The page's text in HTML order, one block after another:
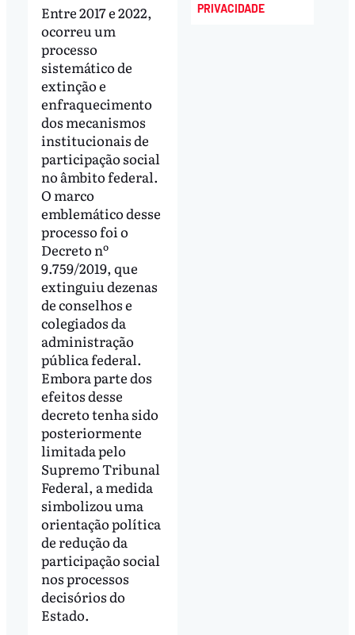
Entre 2017 e 2022,
ocorreu um
processo
sistemático de
extinção e
enfraquecimento
dos mecanismos
institucionais de
participação social
no âmbito federal.
O marco
emblemático desse
processo foi o
Decreto nº
9.759/2019, que
extinguiu dezenas
de conselhos e
colegiados da
administração
pública federal.
Embora parte dos
efeitos desse
decreto tenha sido
posteriormente
limitada pelo
Supremo Tribunal
Federal, a medida
simbolizou uma
orientação política
de redução da
participação social
nos processos
decisórios do
Estado.
PRIVACIDADE